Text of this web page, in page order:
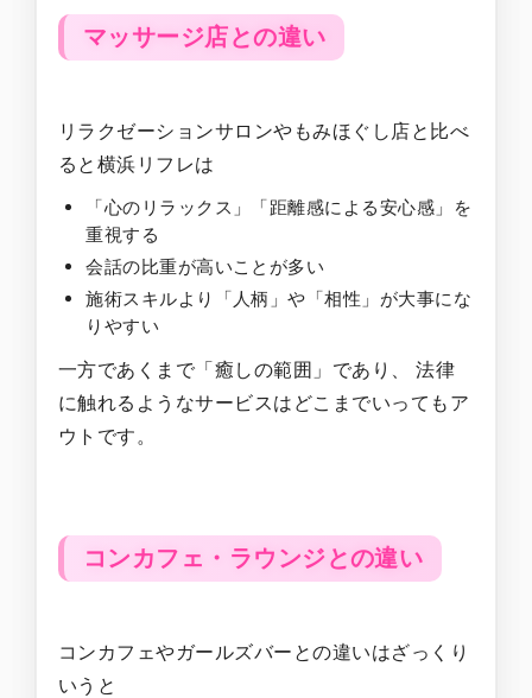
マッサージ店との違い
リラクゼーションサロンやもみほぐし店と比べ
ると横浜リフレは
「心のリラックス」「距離感による安心感」を
重視する
会話の比重が高いことが多い
施術スキルより「人柄」や「相性」が大事にな
りやすい
一方であくまで「癒しの範囲」であり、 法律
に触れるようなサービスはどこまでいってもア
ウトです。
コンカフェ・ラウンジとの違い
コンカフェやガールズバーとの違いはざっくり
いうと